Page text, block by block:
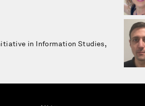
in Information Studies,